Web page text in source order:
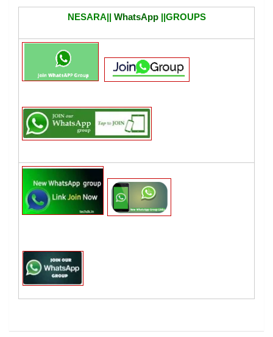
NESARA|| WhatsApp||GROUPS